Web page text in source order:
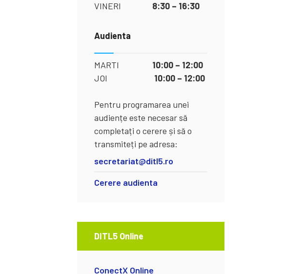
VINERI 8:30 – 16:30
Audienta
MARTI 10:00 – 12:00
JOI 10:00 – 12:00
Pentru programarea unei
audiențe este necesar să
completați o cerere și să o
transmiteți pe adresa:
secretariat@ditl5.ro
Cerere audienta
DITL5 Online
ConectX Online